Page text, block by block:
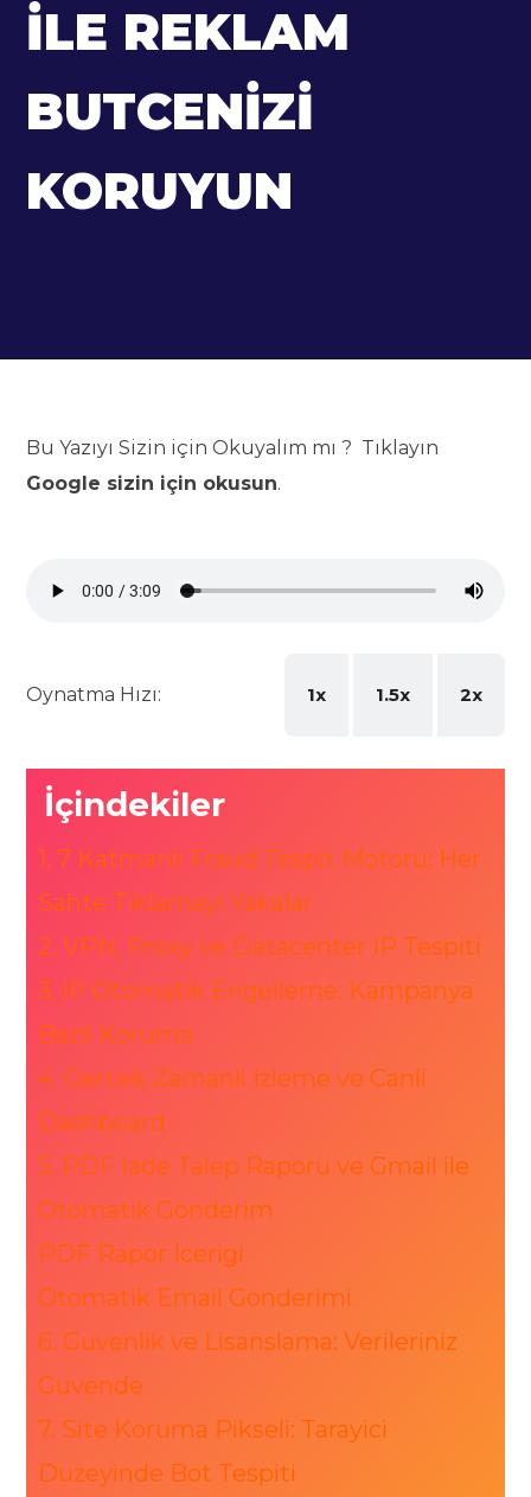
ILE REKLAM
BUTCENIZI
KORUYUN
Bu Yazıyı Sizin için Okuyalım mı ? Tıklayın
Google sizin için okusun.
Oynatma Hızı: 1x 1.5x 2x
İçindekiler
1. 7 Katmanli Fraud Tespit Motoru: Her
Sahte Tiklamayi Yakalar
2. VPN, Proxy ve Datacenter IP Tespiti
3. IP Otomatik Engelleme: Kampanya
Bazli Koruma
4. Gercek Zamanli Izleme ve Canli
Dashboard
5. PDF Iade Talep Raporu ve Gmail ile
Otomatik Gonderim
PDF Rapor Icerigi
Otomatik Email Gonderimi
6. Guvenlik ve Lisanslama: Verileriniz
Guvende
7. Site Koruma Pikseli: Tarayici
Duzeyinde Bot Tespiti